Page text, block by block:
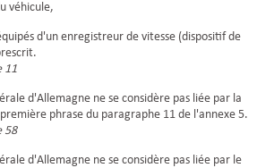
véhicule,
d'un enregistreur de vitesse (dispositif de
11
d'Allemagne ne se considère pas liée par la
phrase du paragraphe 11 de l'annexe 5.
58
d'Allemagne ne se considère pas liée par le